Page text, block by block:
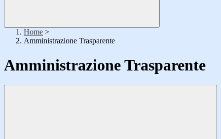
Home >
Amministrazione Trasparente
Amministrazione Trasparente